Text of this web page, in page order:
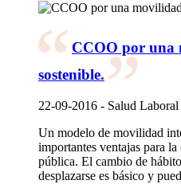
CCOO por una
sostenible.
22-09-2016 - Salud
Un modelo de movilidad
importantes ventajas para
pública. El cambio de
desplazarse es básico y